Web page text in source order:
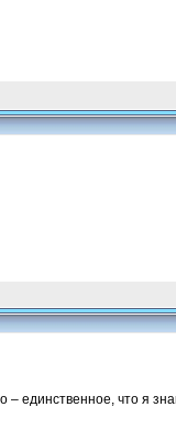
– единственное, что я